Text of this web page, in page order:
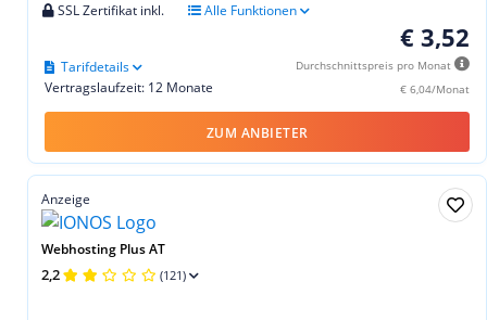
SSL Zertifikat inkl.
Alle Funktionen
€ 3,52
Durchschnittspreis pro Monat
€ 6,04/Monat
Vertragslaufzeit: 12 Monate
Tarifdetails
ZUM ANBIETER
Anzeige
Webhosting Plus AT
2,2 (121)